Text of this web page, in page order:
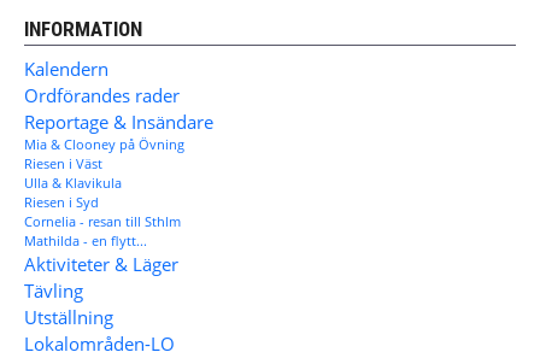
INFORMATION
Kalendern
Ordförandes rader
Reportage & Insändare
Mia & Clooney på Övning
Riesen i Väst
Ulla & Klavikula
Riesen i Syd
Cornelia - resan till Sthlm
Mathilda - en flytt...
Aktiviteter & Läger
Tävling
Utställning
Lokalområden-LO